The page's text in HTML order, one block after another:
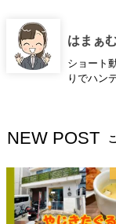
はまぁ
ショート
りでハン
NEW POST